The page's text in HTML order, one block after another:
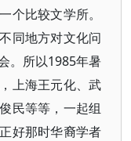
个比较文学所。
同地方对文化问
。所以1985年暑
上海王元化、武
民等等，一起组
好那时华裔学者